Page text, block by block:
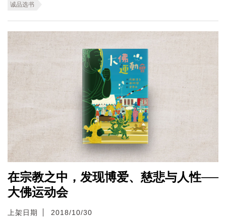
诚品选书
在宗教之中，发现博爱、慈悲与人性──
大佛运动会
上架日期 2018/10/30